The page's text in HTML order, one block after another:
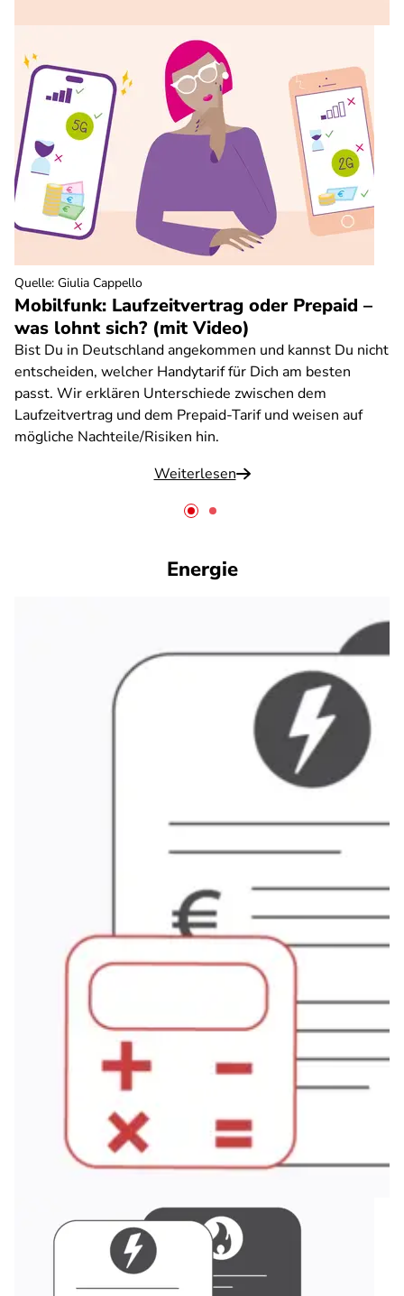
Mobilfunk: Laufzeitvertrag oder Prepaid –
was lohnt sich? (mit Video)
Bist Du in Deutschland angekommen und kannst Du nicht
entscheiden, welcher Handytarif für Dich am besten
passt. Wir erklären Unterschiede zwischen dem
Laufzeitvertrag und dem Prepaid-Tarif und weisen auf
mögliche Nachteile/Risiken hin.
Weiterlesen
Quelle: Giulia Cappello
Energie